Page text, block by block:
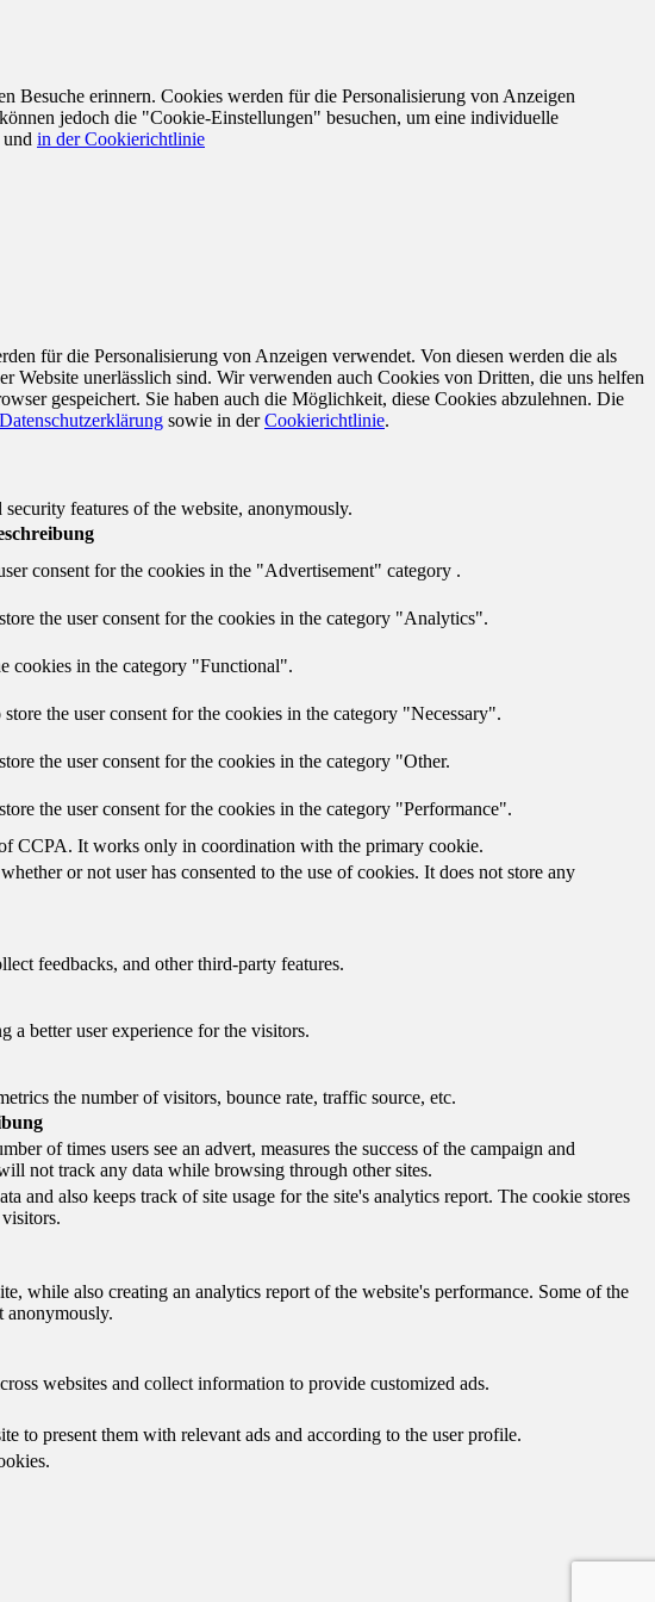
Besuche erinnern. Cookies werden für die Personalisierung von Anzeigen
jedoch die "Cookie-Einstellungen" besuchen, um eine individuelle
und in der Cookierichtlinie
für die Personalisierung von Anzeigen verwendet. Von diesen werden die als
Website unerlässlich sind. Wir verwenden auch Cookies von Dritten, die uns helfen
gespeichert. Sie haben auch die Möglichkeit, diese Cookies abzulehnen. Die
Datenschutzerklärung sowie in derCookierichtlinie.
features of the website, anonymously.
consent for the cookies in the "Advertisement" category .
the user consent for the cookies in the category "Analytics".
cookies in the category "Functional".
the user consent for the cookies in the category "Necessary".
the user consent for the cookies in the category "Other.
the user consent for the cookies in the category "Performance".
CCPA. It works only in coordination with the primary cookie.
or not user has consented to the use of cookies. It does not store any
feedbacks, and other third-party features.
a better user experience for the visitors.
the number of visitors, bounce rate, traffic source, etc.
of times users see an advert, measures the success of the campaign and
not track any data while browsing through other sites.
and also keeps track of site usage for the site's analytics report. The cookie stores
while also creating an analytics report of the website's performance. Some of the
anonymously.
websites and collect information to provide customized ads.
to present them with relevant ads and according to the user profile.